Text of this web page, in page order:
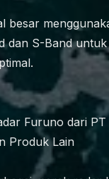
besar
dan S-Band untuk
Furuno dari PT
Produk Lain